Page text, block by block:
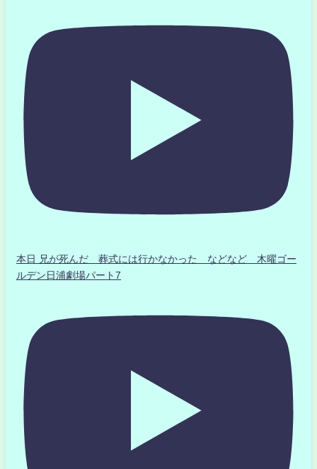
本日 兄が死んだ 葬式には行かなかった などなど 木曜ゴー
ルデン日浦劇場パート7